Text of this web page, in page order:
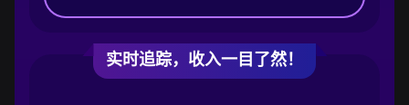
实时追踪，收入一目了然！